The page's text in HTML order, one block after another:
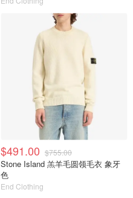
$491.00 $755.00
Stone Island 羔羊毛圆领毛衣 象牙
色
End Clothing